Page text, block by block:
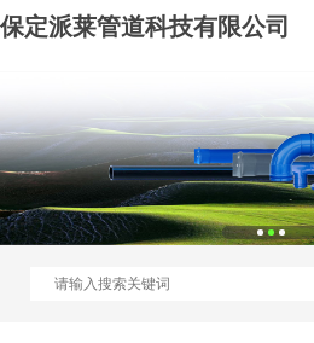
保定派莱管道科技有限公司